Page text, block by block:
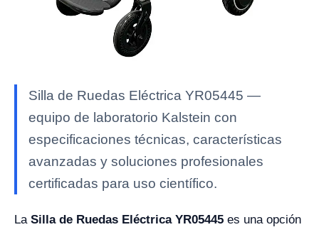
Silla de Ruedas Eléctrica YR05445 —
equipo de laboratorio Kalstein con
especificaciones técnicas, características
avanzadas y soluciones profesionales
certificadas para uso científico.
La Silla de Ruedas Eléctrica YR05445 es una opción